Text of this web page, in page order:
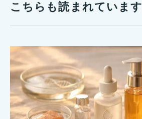
こちらも読まれています